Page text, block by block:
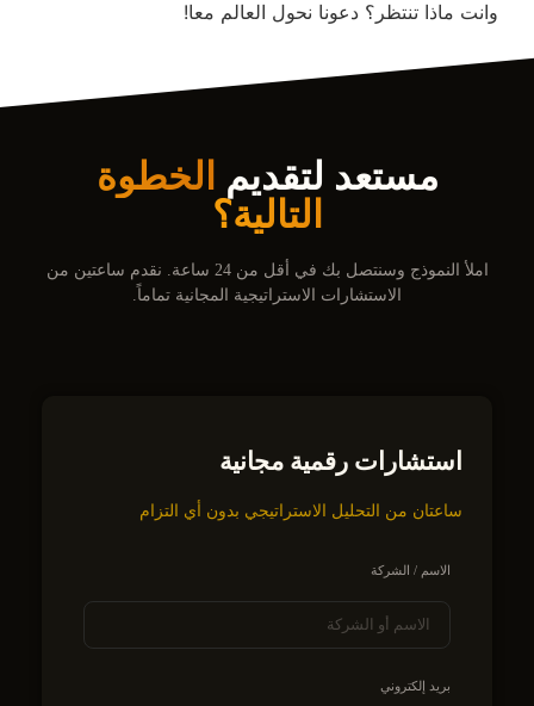
وانت ماذا تنتظر؟ دعونا نحول العالم معا!
مستعد لتقديم الخطوة
التالية؟
املأ النموذج وسنتصل بك في أقل من 24 ساعة. نقدم ساعتين من
الاستشارات الاستراتيجية المجانية تماماً.
استشارات رقمية مجانية
ساعتان من التحليل الاستراتيجي بدون أي التزام
الاسم / الشركة
بريد إلكتروني